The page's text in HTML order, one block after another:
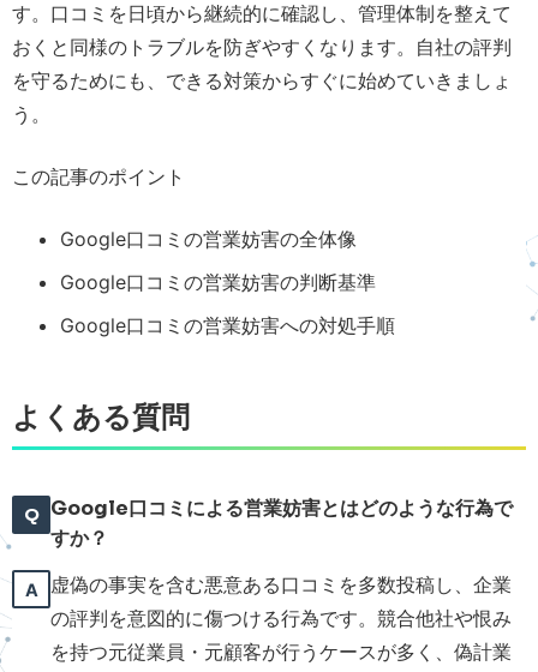
す。口コミを日頃から継続的に確認し、管理体制を整えて
おくと同様のトラブルを防ぎやすくなります。自社の評判
を守るためにも、できる対策からすぐに始めていきましょ
う。
この記事のポイント
Google口コミの営業妨害の全体像
Google口コミの営業妨害の判断基準
Google口コミの営業妨害への対処手順
よくある質問
Google口コミによる営業妨害とはどのような行為で
すか？
虚偽の事実を含む悪意ある口コミを多数投稿し、企業
の評判を意図的に傷つける行為です。競合他社や恨み
を持つ元従業員・元顧客が行うケースが多く、偽計業